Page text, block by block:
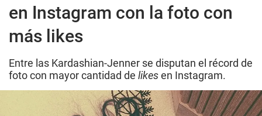
en Instagram con la foto con
más likes
Entre las Kardashian-Jenner se disputan el récord de
foto con mayor cantidad de likesen Instagram.